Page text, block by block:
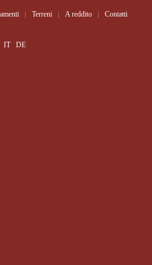
Terreni A reddito Contatti
IT DE